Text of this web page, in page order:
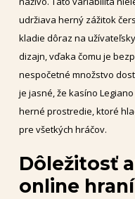
udržiava herný zážitok
kladie dôraz na
dizajn, vďaka čomu je
nespočetné množstvo
je jasné, že kasíno
herné prostredie, ktoré
pre všetkých hráčov.
Dôležitosť
online hraní